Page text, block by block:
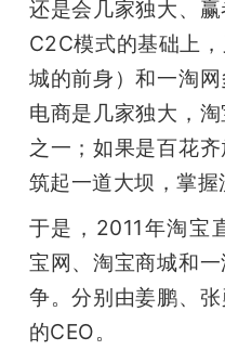
还是会几家独大、
C2C模式的基础上
城的前身）和一淘
电商是几家独大，
之一；如果是百花
筑起一道大坝，掌握
于是，2011年淘宝
宝网、淘宝商城和
争。分别由姜鹏、
的CEO。